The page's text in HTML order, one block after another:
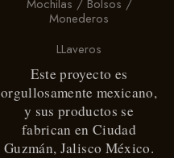
página
de
Mochilas / Bolsos /
Monederos
LLaveros
Este proyecto es
orgullosamente mexicano,
y sus productos se
fabrican en Ciudad
Guzmán, Jalisco México.